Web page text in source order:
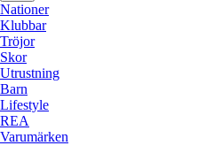
Nationer
Klubbar
Tröjor
Skor
Utrustning
Barn
Lifestyle
REA
Varumärken